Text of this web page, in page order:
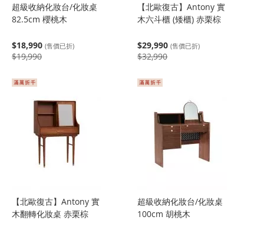
超級收納化妝台/化妝桌
82.5cm 櫻桃木
$18,990 (售價已折)
$19,990
【北歐復古】Antony 實
木六斗櫃 (矮櫃) 赤栗棕
$29,990 (售價已折)
$32,990
【北歐復古】Antony 實
木翻轉化妝桌 赤栗棕
超級收納化妝台/化妝桌
100cm 胡桃木